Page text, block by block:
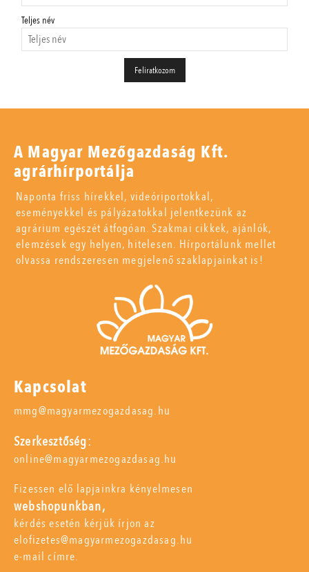
Teljes név
A Magyar Mezőgazdaság Kft.
agrárhírportálja
Naponta friss hírekkel, videóriportokkal,
eseményekkel és pályázatokkal jelentkezünk az
agrárium egészét átfogóan. Szakmai cikkek, ajánlók,
elemzések egy helyen, hitelesen. Hírportálunk mellet
olvassa rendszeresen megjelenő szaklapjainkat is!
Kapcsolat
mmg@magyarmezogazdasag.hu
Szerkesztőség:
online@magyarmezogazdasag.hu
Fizessen elő lapjainkra kényelmesen
webshopunkban,
kérdés esetén kérjük írjon az
elofizetes@magyarmezogazdasag.hu
e-mail címre.